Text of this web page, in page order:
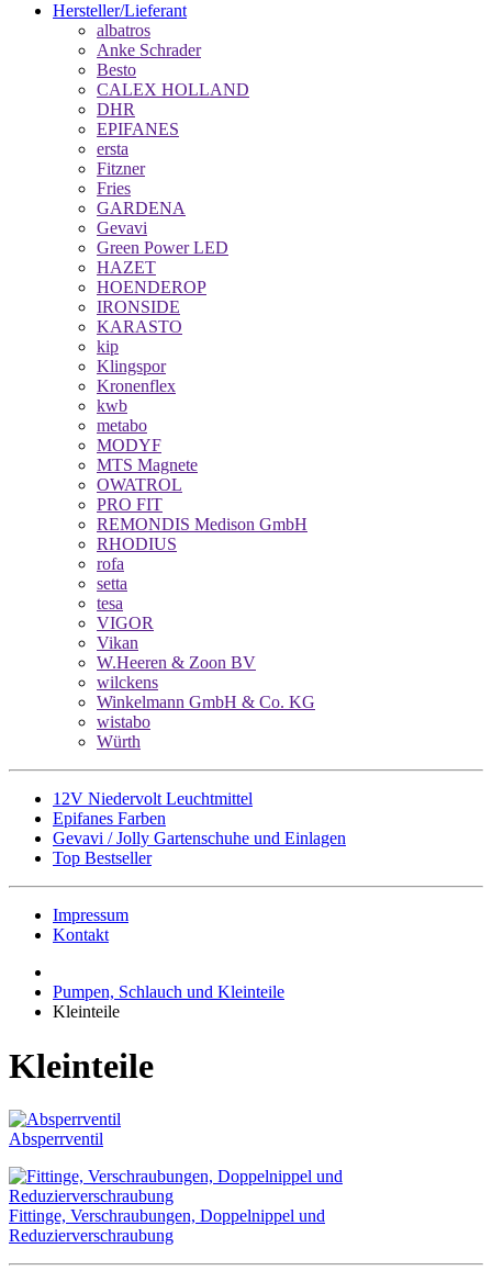
Hersteller/Lieferant
albatros
Anke Schrader
Besto
CALEX HOLLAND
DHR
EPIFANES
ersta
Fitzner
Fries
GARDENA
Gevavi
Green Power LED
HAZET
HOENDEROP
IRONSIDE
KARASTO
kip
Klingspor
Kronenflex
kwb
metabo
MODYF
MTS Magnete
OWATROL
PRO FIT
REMONDIS Medison GmbH
RHODIUS
rofa
setta
tesa
VIGOR
Vikan
W.Heeren & Zoon BV
wilckens
Winkelmann GmbH & Co. KG
wistabo
Würth
12V Niedervolt Leuchtmittel
Epifanes Farben
Gevavi / Jolly Gartenschuhe und Einlagen
Top Bestseller
Impressum
Kontakt
Pumpen, Schlauch und Kleinteile
Kleinteile
Kleinteile
Absperrventil
Fittinge, Verschraubungen, Doppelnippel und
Reduzierverschraubung